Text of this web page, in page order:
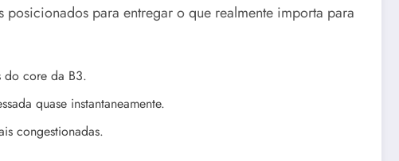
posicionados para entregar o que realmente importa para
do core da B3.
quase instantaneamente.
congestionadas.